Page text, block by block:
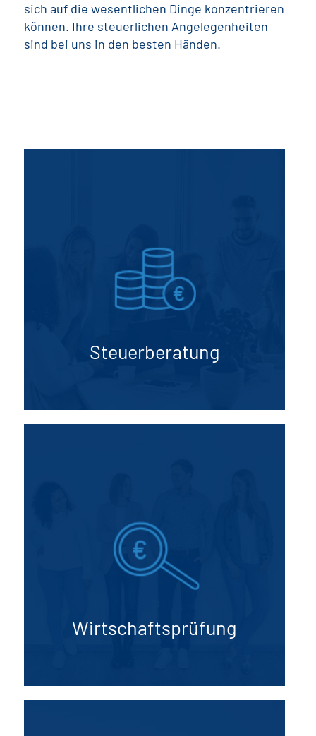
sich auf die wesentlichen Dinge konzentrieren
können. Ihre steuerlichen Angelegenheiten
sind bei uns in den besten Händen.
Steuerberatung
vorzubereiten und steuerliche Compliance
sicherzustellen. Wir optimieren Ihre
Steuerbelastung und minimieren Risiken.
Wirtschafts­prüfung
Finanzberichterstattung. Wir prüfen Ihre
Geschäftsabschlüsse objektiv und
unterstützen Sie bei der Einhaltung der
gesetzlichen Anforderungen.